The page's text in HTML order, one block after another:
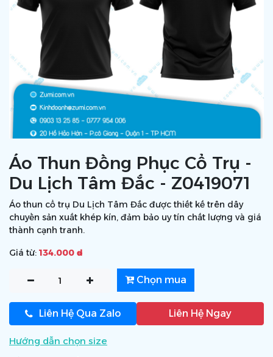
Áo Thun Đồng Phục Cổ Trụ -
Du Lịch Tâm Đắc - Z0419071
Áo thun cổ trụ Du Lịch Tâm Đắc được thiết kế trên dây
chuyền sản xuất khép kín, đảm bảo uy tín chất lượng và giá
thành cạnh tranh.
Giá từ: 134.000 ₫
Chọn mua
Liên Hệ Qua Zalo Liên Hệ Ngay
Hướng dẫn chọn size